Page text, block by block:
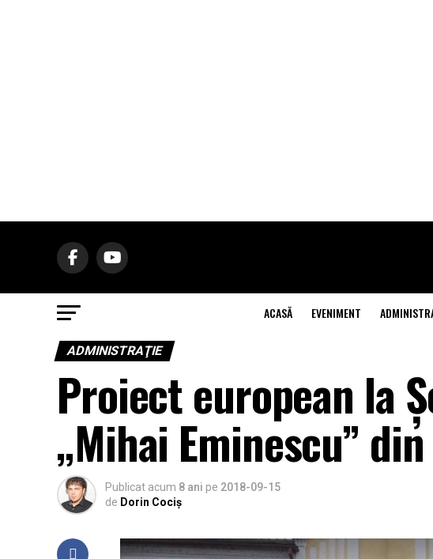
ACASĂ EVENIMENT
ADMINISTRAŢIE
Proiect european la
„Mihai Eminescu” din
Publicat acum 8 ani pe 2018-09-15
de Dorin Cociș